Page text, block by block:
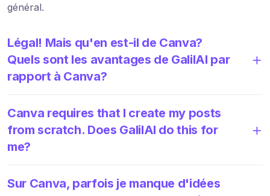
général.
Légal! Mais qu'en est-il de Canva?
Quels sont les avantages de GalilAI par
rapport à Canva?
Canva requires that I create my posts
from scratch. Does GalilAI do this for
me?
Sur Canva, parfois je manque d'idées